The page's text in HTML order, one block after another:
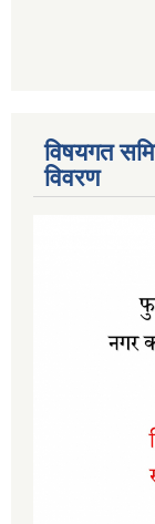
विषयगत
विवरण